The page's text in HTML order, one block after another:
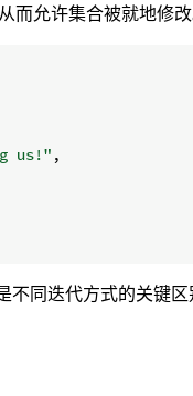
允许集合被就地修改
us!" ,
不同迭代方式的关键